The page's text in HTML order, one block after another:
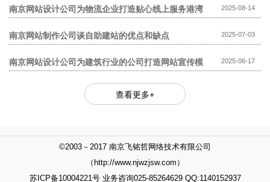
南京网站设计公司为物流企业打造贴心线上服务港湾 2025-08-14
南京网站制作公司谈自助建站的优点和缺点 2025-07-03
南京网站设计公司为建筑行业的公司打造网站宣传模
2025-06-17
查看更多+
©2003－2017 南京飞铭哲网络技术有限公司
（http://www.njwzjsw.com）
苏ICP备10004221号 业务咨询025-85264629 QQ:1140152937